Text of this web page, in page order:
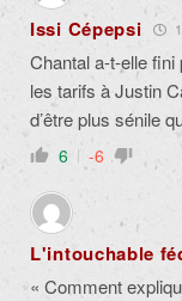
Issi Cépepsi
Chantal a-t-elle
les tarifs à Justin
d’être plus sénile
6 -6
L'intouchable
« Comment